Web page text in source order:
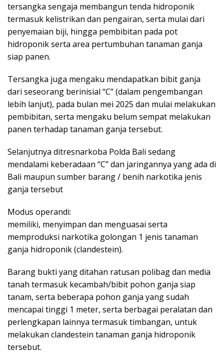
tersangka sengaja membangun tenda hidroponik
termasuk kelistrikan dan pengairan, serta mulai dari
penyemaian biji, hingga pembibitan pada pot
hidroponik serta area pertumbuhan tanaman ganja
siap panen.
Tersangka juga mengaku mendapatkan bibit ganja
dari seseorang berinisial “C” (dalam pengembangan
lebih lanjut), pada bulan mei 2025 dan mulai melakukan
pembibitan, serta mengaku belum sempat melakukan
panen terhadap tanaman ganja tersebut.
Selanjutnya ditresnarkoba Polda Bali sedang
mendalami keberadaan “C” dan jaringannya yang ada di
Bali maupun sumber barang / benih narkotika jenis
ganja tersebut
Modus operandi:
memiliki, menyimpan dan menguasai serta
memproduksi narkotika golongan 1 jenis tanaman
ganja hidroponik (clandestein).
Barang bukti yang ditahan ratusan polibag dan media
tanah termasuk kecambah/bibit pohon ganja siap
tanam, serta beberapa pohon ganja yang sudah
mencapai tinggi 1 meter, serta berbagai peralatan dan
perlengkapan lainnya termasuk timbangan, untuk
melakukan clandestein tanaman ganja hidroponik
tersebut.